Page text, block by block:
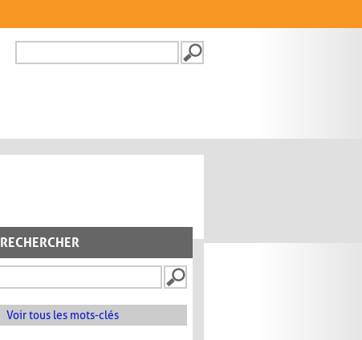
FORMULAIRE DE
RECHERCHER
Voir tous les mots-clés